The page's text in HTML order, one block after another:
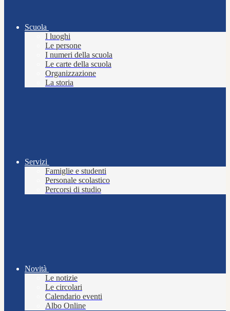
Scuola
I luoghi
Le persone
I numeri della scuola
Le carte della scuola
Organizzazione
La storia
Servizi
Famiglie e studenti
Personale scolastico
Percorsi di studio
Novità
Le notizie
Le circolari
Calendario eventi
Albo Online